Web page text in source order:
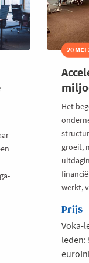
20 MEI
Het
groeit,
werkt,
Prijs
Voka-
leden: